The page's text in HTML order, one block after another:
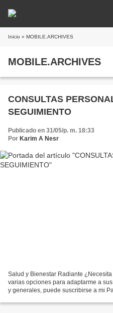
Inicio » MOBILE.ARCHIVES
MOBILE.ARCHIVES
CONSULTAS
SEGUIMIENTO
Publicado en 31/05/p. m. 18:33
Por Karim A Nesr
Salud y Bienestar Radiante
varias opciones para adaptarme a
y generales, puede suscribirse a mi